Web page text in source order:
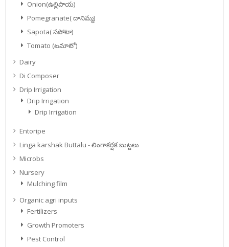
Onion(ఉల్లిపాయ)
Pomegranate( దానిమ్మ)
Sapota( సపోటా)
Tomato (టమాటో)
Dairy
Di Composer
Drip Irrigation
Drip Irrigation
Drip Irrigation
Entoripe
Linga karshak Buttalu - లింగాకర్షక బుట్టలు
Microbs
Nursery
Mulching film
Organic agri inputs
Fertilizers
Growth Promoters
Pest Control